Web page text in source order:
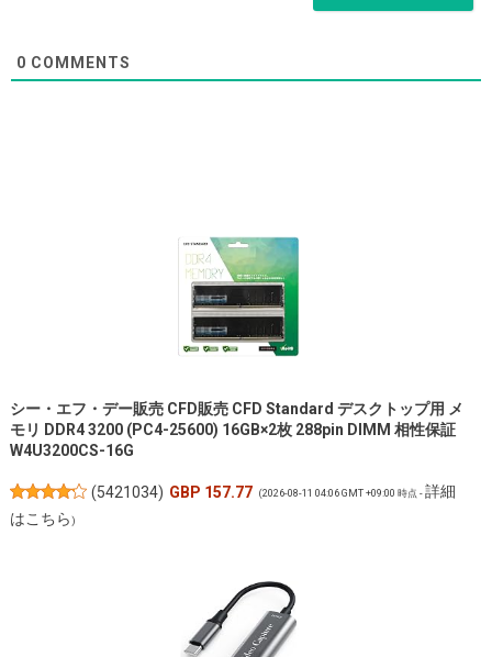
0 COMMENTS
シー・エフ・デー販売 CFD販売 CFD Standard デスクトップ用 メ
モリ DDR4 3200 (PC4-25600) 16GB×2枚 288pin DIMM 相性保証
W4U3200CS-16G
(5421034) GBP 157.77 (2026-08-11 04:06 GMT +09:00 時点 -詳細
はこちら)